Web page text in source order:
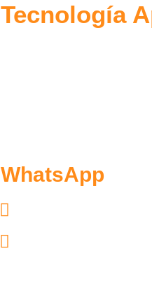
Tecnología
WhatsApp